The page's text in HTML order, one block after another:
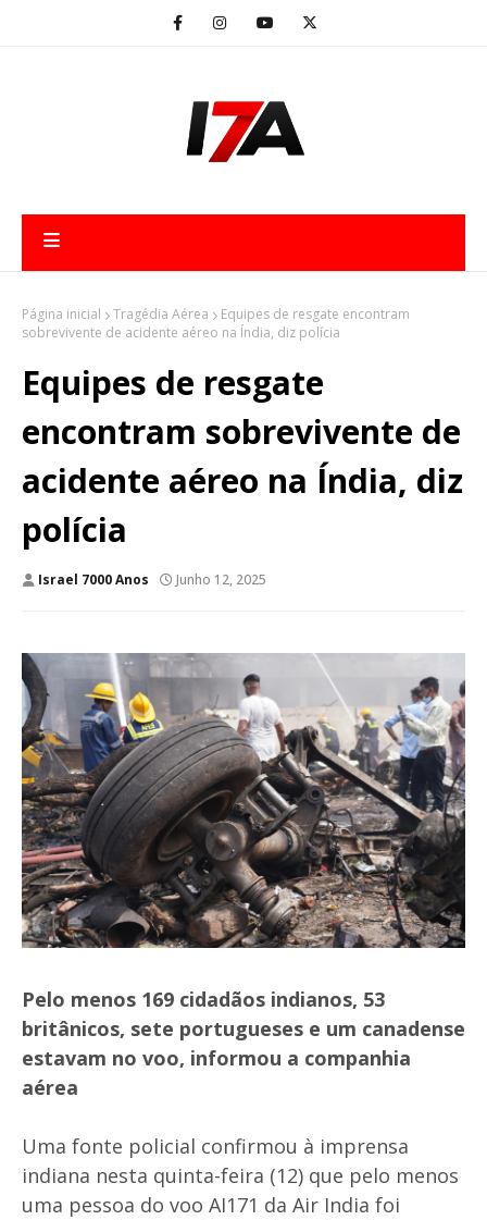
Página inicial Tragédia Aérea
Equipes de resgate encontram
sobrevivente de acidente aéreo na Índia, diz polícia
Equipes de resgate
encontram sobrevivente de
acidente aéreo na Índia, diz
polícia
Israel 7000 Anos Junho 12, 2025
Pelo menos 169 cidadãos indianos, 53
britânicos, sete portugueses e um canadense
estavam no voo, informou a companhia
aérea
Uma fonte policial confirmou à imprensa
indiana nesta quinta-feira (12) que pelo menos
uma pessoa do voo AI171 da Air India foi